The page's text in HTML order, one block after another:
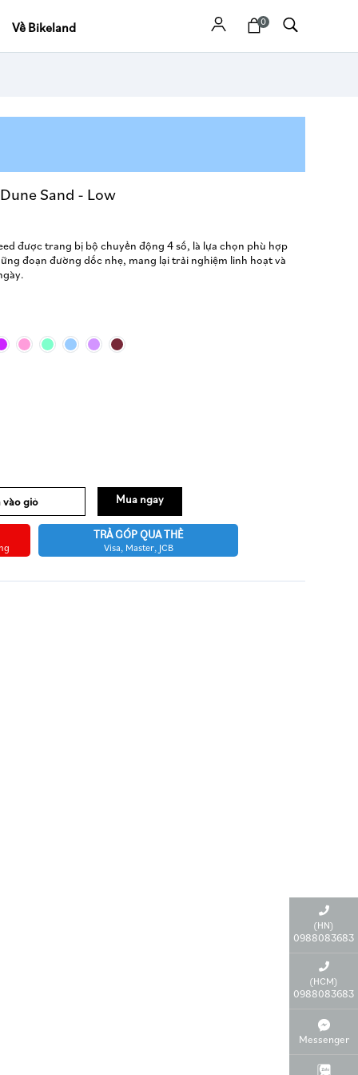
Về Bikeland 0
Sand - Low
được trang bị bộ chuyển động 4 số, là lựa chọn phù hợp
đoạn đường dốc nhẹ, mang lại trải nghiệm linh hoạt và
vào giỏ Mua ngay
TRẢ GÓP QUA THẺ
Visa, Master, JCB
(HN)
0988083683
(HCM)
0988083683
Messenger